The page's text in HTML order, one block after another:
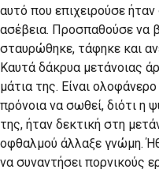
αυτό που επιχειρούσε
ασέβεια. Προσπαθούσε να
σταυρώθηκε, τάφηκε και
Καυτά δάκρυα μετάνοιας
μάτια της. Είναι
πρόνοια να σωθεί, διότι η
της, ήταν δεκτική στη
οφθαλμού άλλαξε γνώμη.
να συναντήσει πορνικούς